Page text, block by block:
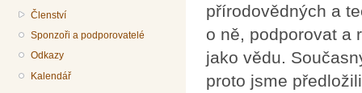
Členství
Sponzoři a podporovatelé
Odkazy
Kalendář
přírodovědných a
o ně, podporovat a
jako vědu.
proto jsme